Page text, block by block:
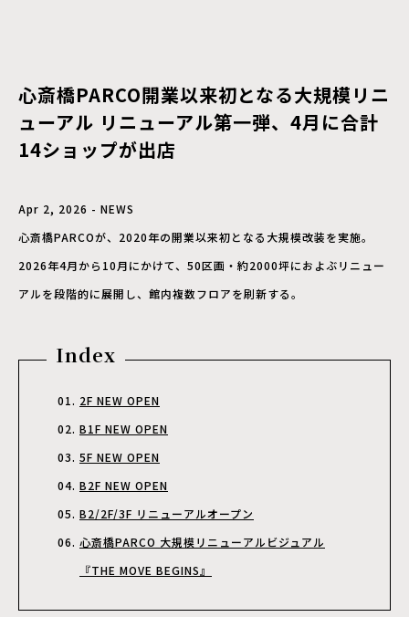
心斎橋PARCO開業以来初となる大規模リニ
ューアル リニューアル第一弾、4月に合計
14ショップが出店
Apr 2, 2026 - NEWS
心斎橋PARCOが、2020年の開業以来初となる大規模改装を実施。
2026年4月から10月にかけて、50区画・約2000坪におよぶリニュー
アルを段階的に展開し、館内複数フロアを刷新する。
Index
2F NEW OPEN
B1F NEW OPEN
5F NEW OPEN
B2F NEW OPEN
B2/2F/3F リニューアルオープン
心斎橋PARCO 大規模リニューアルビジュアル
『THE MOVE BEGINS』